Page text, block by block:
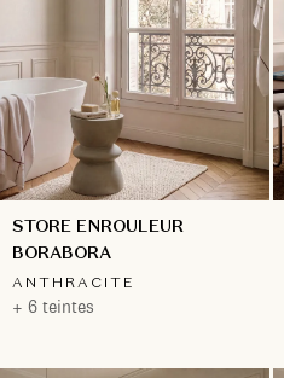
STORE ENROULEUR
BORABORA
ANTHRACITE
+ 6 teintes